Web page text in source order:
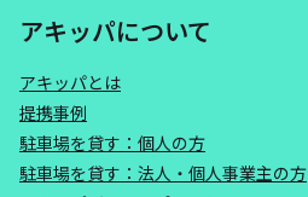
アキッパについて
アキッパとは
提携事例
駐車場を貸す：個人の方
駐車場を貸す：法人・個人事業主の方